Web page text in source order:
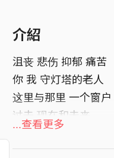
介紹
沮丧 悲伤 抑郁 痛苦
你 我 守灯塔的老人
这里与那里 一个窗户
过去 现在和未来
莫名其妙的重合在
...查看更多